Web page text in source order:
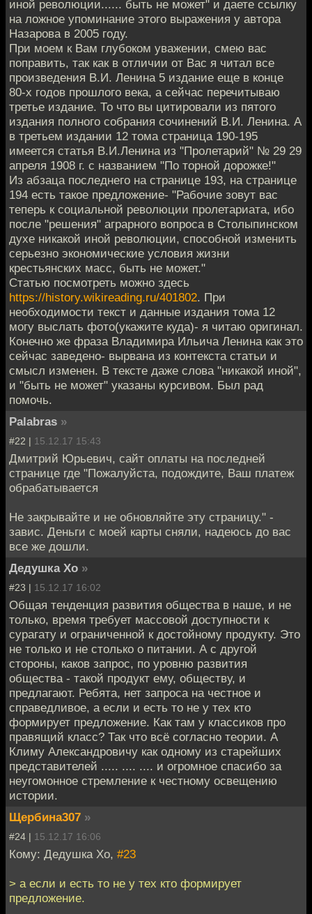
иной революции...... быть не может" и даете ссылку
на ложное упоминание этого выражения у автора
Назарова в 2005 году.
При моем к Вам глубоком уважении, смею вас
поправить, так как в отличии от Вас я читал все
произведения В.И. Ленина 5 издание еще в конце
80-х годов прошлого века, а сейчас перечитываю
третье издание. То что вы цитировали из пятого
издания полного собрания сочинений В.И. Ленина. А
в третьем издании 12 тома страница 190-195
имеется статья В.И.Ленина из "Пролетарий" № 29 29
апреля 1908 г. с названием "По торной дорожке!"
Из абзаца последнего на странице 193, на странице
194 есть такое предложение- "Рабочие зовут вас
теперь к социальной революции пролетариата, ибо
после "решения" аграрного вопроса в Столыпинском
духе никакой иной революции, способной изменить
серьезно экономические условия жизни
крестьянских масс, быть не может."
Статью посмотреть можно здесь
https://history.wikireading.ru/401802. При
необходимости текст и данные издания тома 12
могу выслать фото(укажите куда)- я читаю оригинал.
Конечно же фраза Владимира Ильича Ленина как это
сейчас заведено- вырвана из контекста статьи и
смысл изменен. В тексте даже слова "никакой иной",
и "быть не может" указаны курсивом. Был рад
помочь.
Palabras »
#22 | 15.12.17 15:43
Дмитрий Юрьевич, сайт оплаты на последней
странице где "Пожалуйста, подождите, Ваш платеж
обрабатывается
Не закрывайте и не обновляйте эту страницу." -
завис. Деньги с моей карты сняли, надеюсь до вас
все же дошли.
Дедушка Хо »
#23 | 15.12.17 16:02
Общая тенденция развития общества в наше, и не
только, время требует массовой доступности к
сурагату и ограниченной к достойному продукту. Это
не только и не столько о питании. А с другой
стороны, каков запрос, по уровню развития
общества - такой продукт ему, обществу, и
предлагают. Ребята, нет запроса на честное и
справедливое, а если и есть то не у тех кто
формирует предложение. Как там у классиков про
правящий класс? Так что всё согласно теории. А
Климу Александровичу как одному из старейших
представителей ..... .... .... и огромное спасибо за
неугомонное стремление к честному освещению
истории.
Щербина307 »
#24 | 15.12.17 16:06
Кому: Дедушка Хо, #23
> а если и есть то не у тех кто формирует
предложение.